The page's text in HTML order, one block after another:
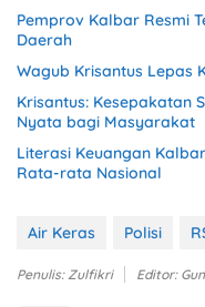
Pemprov Kalbar Resmi
Daerah
Wagub Krisantus Lepas
Krisantus: Kesepakatan
Nyata bagi Masyarakat
Literasi Keuangan
Rata-rata Nasional
Air Keras Polisi
Penulis: Zulfikri Editor: